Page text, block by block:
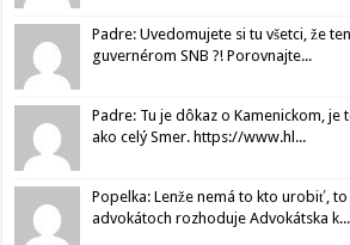
Padre: Uvedomujete si tu všetci, že
guvernérom SNB ?! Porovnajte...
Padre: Tu je dôkaz o Kamenickom,
ako celý Smer. https://www.hl...
Popelka: Lenže nemá to kto urobiť,
advokátoch rozhoduje Advokátska k...